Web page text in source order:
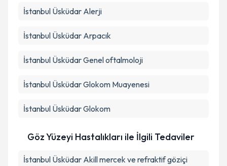
İstanbul Üsküdar Alerji
İstanbul Üsküdar Arpacık
İstanbul Üsküdar Genel oftalmoloji
İstanbul Üsküdar Glokom Muayenesi
İstanbul Üsküdar Glokom
Göz Yüzeyi Hastalıkları ile İlgili Tedaviler
İstanbul Üsküdar Akill mercek ve refraktif göziçi